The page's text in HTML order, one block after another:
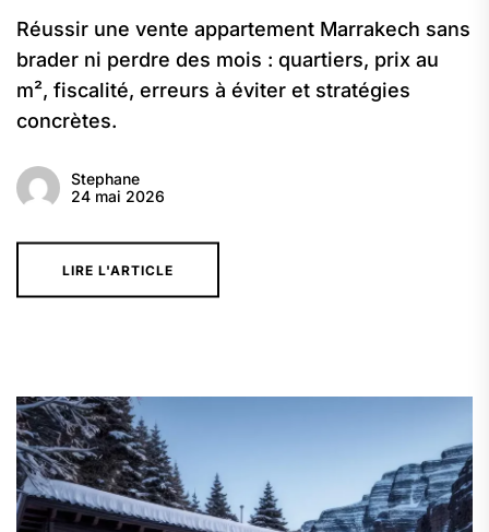
Réussir une vente appartement Marrakech sans
brader ni perdre des mois : quartiers, prix au
m², fiscalité, erreurs à éviter et stratégies
concrètes.
Stephane
24 mai 2026
LIRE L'ARTICLE